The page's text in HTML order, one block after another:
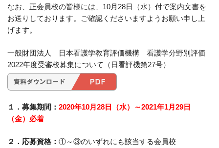
なお、正会員校の皆様には、10月28日（水）付で案内文書を
お送りしております。ご確認くださいますようお願い申し上
げます。
一般財団法人 日本看護学教育評価機構 看護学分野別評価
2022年度受審校募集について（日看評機第27号）
１．募集期間： 2020年10月28日（水）～2021年1月29日
（金）必着
２．応募資格： ①～③のいずれにも該当する会員校